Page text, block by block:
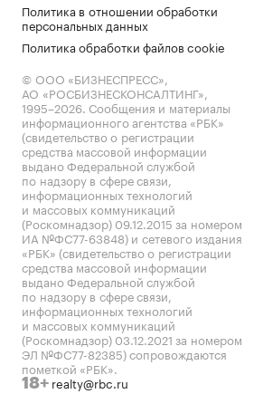
Политика в отношении обработки
персональных данных
Политика обработки файлов cookie
© ООО «БИЗНЕСПРЕСС»,
АО «РОСБИЗНЕСКОНСАЛТИНГ»,
1995–2026. Сообщения и материалы
информационного агентства «РБК»
(свидетельство о регистрации
средства массовой информации
выдано Федеральной службой
по надзору в сфере связи,
информационных технологий
и массовых коммуникаций
(Роскомнадзор) 09.12.2015 за номером
ИА №ФС77-63848) и сетевого издания
«РБК» (свидетельство о регистрации
средства массовой информации
выдано Федеральной службой
по надзору в сфере связи,
информационных технологий
и массовых коммуникаций
(Роскомнадзор) 03.12.2021 за номером
ЭЛ №ФС77-82385) сопровождаются
пометкой «РБК».
18+ realty@rbc.ru